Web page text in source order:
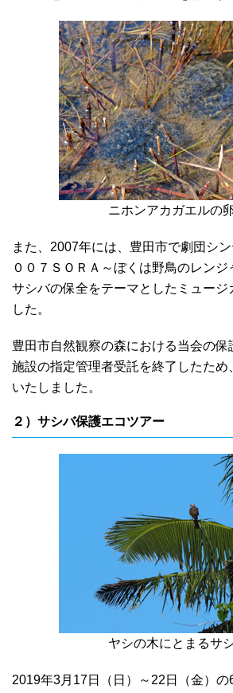
ニホンアカガエルの
また、2007年には、豊田市で劇団シ
００７ＳＯＲＡ～ぼくは野鳥のレンジ
サシバの保全をテーマとしたミュージ
した。
豊田市自然観察の森における当会の保
施設の指定管理者受託を終了したため
いたしました。
２）サシバ保護エコツアー
ヤシの木にとまるサ
2019年3月17日（日）～22日（金）